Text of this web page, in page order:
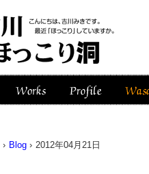
› Blog › 2012年04月21日